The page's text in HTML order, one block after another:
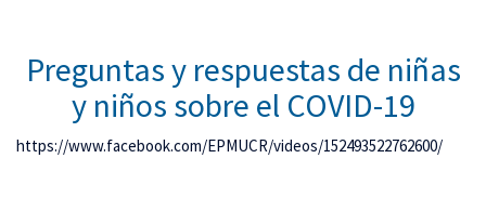
Preguntas y respuestas de niñas
y niños sobre el COVID-19
https://www.facebook.com/EPMUCR/videos/152493522762600/